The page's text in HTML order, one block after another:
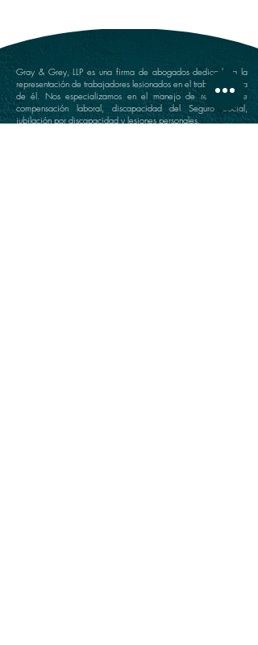
Gray & Grey, LLP es una firma de abogados dedicada a la
representación de trabajadores lesionados en el trabajo o fuera
de él. Nos especializamos en el manejo de reclamos de
compensación laboral, discapacidad del Seguro Social,
jubilación por discapacidad y lesiones personales.